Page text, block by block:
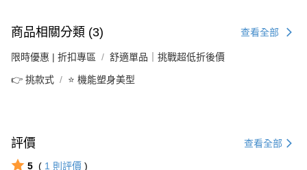
商品相關分類 (3) 查看全部
限時優惠 | 折扣專區 舒適單品｜挑戰超低折後價
👉 挑款式 ⭐ 機能塑身美型
評價 查看全部
5 ( 1 則評價 )